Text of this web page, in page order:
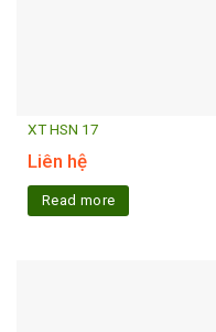
XT HSN 17
Liên hệ
Read more